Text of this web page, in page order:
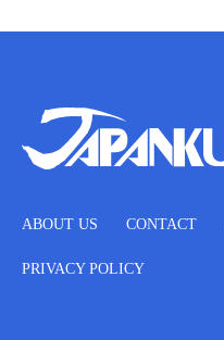
ABOUT US CONTACT
PRIVACY POLICY